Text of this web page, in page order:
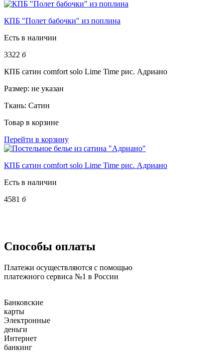
КПБ "Полет бабочки" из поплина
Есть в наличии
3322 б
КПБ сатин comfort solo Lime Time рис. Адриано
Размер: не указан
Ткань: Сатин
Товар в корзине
Перейти в корзину
КПБ сатин comfort solo Lime Time рис. Адриано
Есть в наличии
4581 б
Способы оплаты
Платежи осуществляются с помощью
платежного сервиса №1 в России
Банковские
карты
Электронные
деньги
Интернет
банкинг